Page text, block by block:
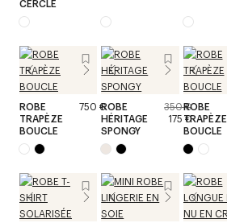
CERCLE
ROBE
TRAPÈZE
BOUCLE
750 €ROBE
HÉRITAGE
SPONGY
350 €
175 €
ROBE
TRAPÈZE
BOUCLE